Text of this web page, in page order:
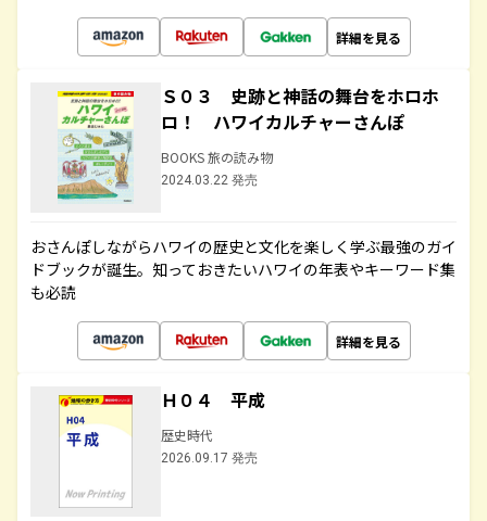
詳細を見る
Ｓ０３ 史跡と神話の舞台をホロホ
ロ！ ハワイカルチャーさんぽ
BOOKS 旅の読み物
2024.03.22 発売
おさんぽしながらハワイの歴史と文化を楽しく学ぶ最強のガイ
ドブックが誕生。知っておきたいハワイの年表やキーワード集
も必読
詳細を見る
Ｈ０４ 平成
歴史時代
2026.09.17 発売